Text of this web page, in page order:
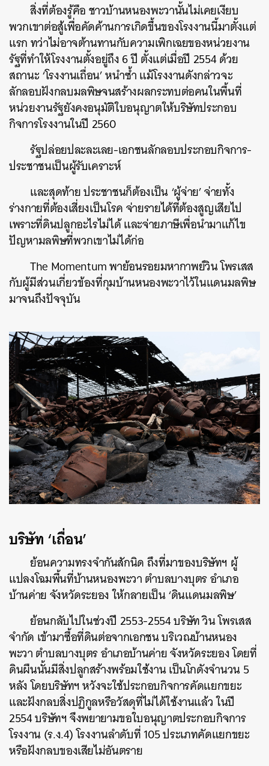
สิ่งที่ต้องรู้คือ ชาวบ้านหนองพะวานั้นไม่เคยเงียบ
พวกเขาต่อสู้เพื่อคัดค้านการเกิดขึ้นของโรงงานนี้มาตั้งแต่
แรก ทว่าไม่อาจต้านทานกับความเพิกเฉยของหน่วยงาน
รัฐที่ทำให้โรงงานตั้งอยู่ถึง 6 ปี ตั้งแต่เมื่อปี 2554 ด้วย
สถานะ ‘โรงงานเถื่อน’ หนำซ้ำ แม้โรงงานดังกล่าวจะ
ลักลอบฝังกลบมลพิษจนสร้างผลกระทบต่อคนในพื้นที่
หน่วยงานรัฐยังคงอนุมัติใบอนุญาตให้บริษัทประกอบ
กิจการโรงงานในปี 2560
รัฐปล่อยปละละเลย-เอกชนลักลอบประกอบกิจการ-
ประชาชนเป็นผู้รับเคราะห์
และสุดท้าย ประชาชนก็ต้องเป็น ‘ผู้จ่าย’ จ่ายทั้ง
ร่างกายที่ต้องเสี่ยงเป็นโรค จ่ายรายได้ที่ต้องสูญเสียไป
เพราะที่ดินปลูกอะไรไม่ได้ และจ่ายภาษีเพื่อนำมาแก้ไข
ปัญหามลพิษที่พวกเขาไม่ได้ก่อ
The Momentum พาย้อนรอยมหากาพย์วิน โพรเสส
กับผู้มีส่วนเกี่ยวข้องที่กุมบ้านหนองพะวาไว้ในแดนมลพิษ
มาจนถึงปัจจุบัน
บริษัท ‘เถื่อน’
ย้อนความทรงจำกันสักนิด ถึงที่มาของบริษัทฯ ผู้
แปลงโฉมพื้นที่บ้านหนองพะวา ตำบลบางบุตร อำเภอ
บ้านค่าย จังหวัดระยอง ให้กลายเป็น ‘ดินแดนมลพิษ’
ย้อนกลับไปในช่วงปี 2553-2554 บริษัท วิน โพรเสส
จำกัด เข้ามาซื้อที่ดินต่อจากเอกชน บริเวณบ้านหนอง
พะวา ตำบลบางบุตร อำเภอบ้านค่าย จังหวัดระยอง โดยที่
ดินผืนนั้นมีสิ่งปลูกสร้างพร้อมใช้งาน เป็นโกดังจำนวน 5
หลัง โดยบริษัทฯ หวังจะใช้ประกอบกิจการคัดแยกขยะ
และฝังกลบสิ่งปฏิกูลหรือวัสดุที่ไม่ได้ใช้งานแล้ว ในปี
2554 บริษัทฯ จึงพยายามขอใบอนุญาตประกอบกิจการ
โรงงาน (ร.ง.4) โรงงานลำดับที่ 105 ประเภทคัดแยกขยะ
หรือฝังกลบของเสียไม่อันตราย